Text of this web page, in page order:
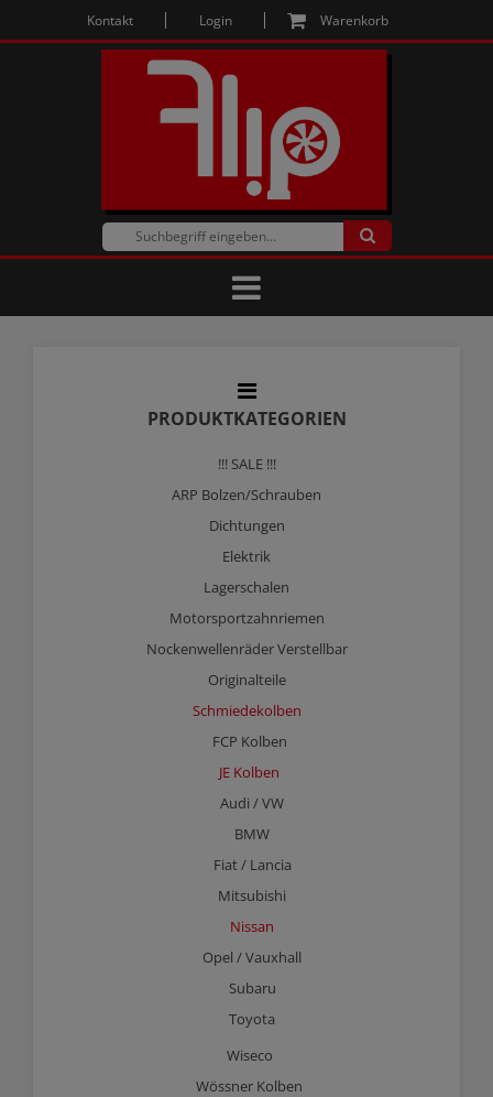
Kontakt Login Warenkorb
PRODUKTKATEGORIEN
!!! SALE !!!
ARP Bolzen/Schrauben
Dichtungen
Elektrik
Lagerschalen
Motorsportzahnriemen
Nockenwellenräder Verstellbar
Originalteile
Schmiedekolben
FCP Kolben
JE Kolben
Audi / VW
BMW
Fiat / Lancia
Mitsubishi
Nissan
Opel / Vauxhall
Subaru
Toyota
Wiseco
Wössner Kolben